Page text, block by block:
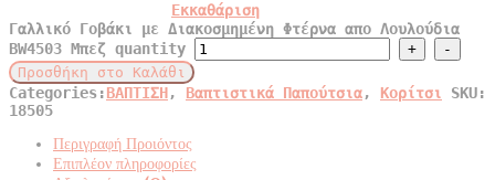
Εκκαθάριση
Γαλλικό Γοβάκι με Διακοσμημένη Φτέρνα απο Λουλούδια
BW4503 Μπεζ quantity
Προσθήκη στο Καλάθι
Categories:ΒΑΠΤΙΣΗ, Βαπτιστικά Παπούτσια, Κορίτσι
SKU:
18505
Περιγραφή Προιόντος
Επιπλέον πληροφορίες